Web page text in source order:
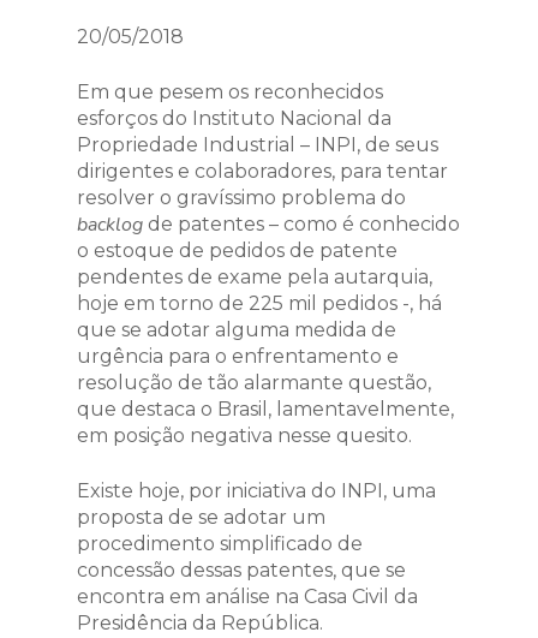
20/05/2018
Em que pesem os reconhecidos
esforços do Instituto Nacional da
Propriedade Industrial – INPI, de seus
dirigentes e colaboradores, para tentar
resolver o gravíssimo problema do
backlog de patentes – como é conhecido
o estoque de pedidos de patente
pendentes de exame pela autarquia,
hoje em torno de 225 mil pedidos -, há
que se adotar alguma medida de
urgência para o enfrentamento e
resolução de tão alarmante questão,
que destaca o Brasil, lamentavelmente,
em posição negativa nesse quesito.
Existe hoje, por iniciativa do INPI, uma
proposta de se adotar um
procedimento simplificado de
concessão dessas patentes, que se
encontra em análise na Casa Civil da
Presidência da República.